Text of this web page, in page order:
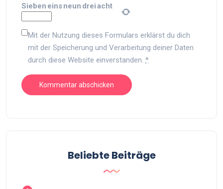
Sieben einsneun dreiacht
Mit der Nutzung dieses Formulars erklärst du dich
mit der Speicherung und Verarbeitung deiner Daten
durch diese Website einverstanden. *
Beliebte Beiträge